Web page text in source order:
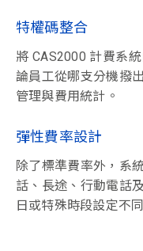
特權碼整合
將 CAS2000 計費系
論員工從哪支分機撥
管理與費用統計。
彈性費率設計
除了標準費率外，系
話、長途、行動電話
日或特殊時段設定不